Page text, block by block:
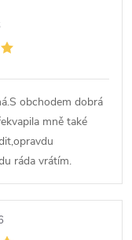
obchodem dobrá
mně také
ráda vrátím.